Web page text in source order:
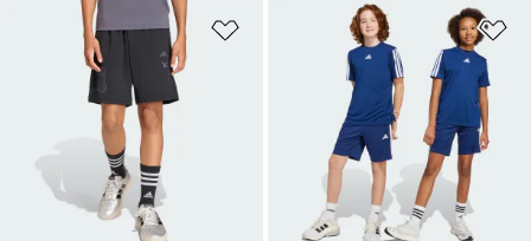
เพิ่มไปยังรายการสินค้าโปรด